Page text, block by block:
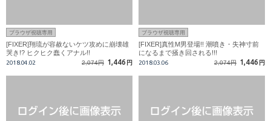
ブラウザ視聴専用
[FIXER]翔琉が容赦ないケツ攻めに崩壊雄
哭き!? ヒクヒク蠢くアナル!!
2018.04.02 2,074円 1,446 円
ブラウザ視聴専用
[FIXER]真性M男登場!! 潮噴き・失神寸前
になるまで掻き回される!!!
2018.03.06 2,074円 1,446 円